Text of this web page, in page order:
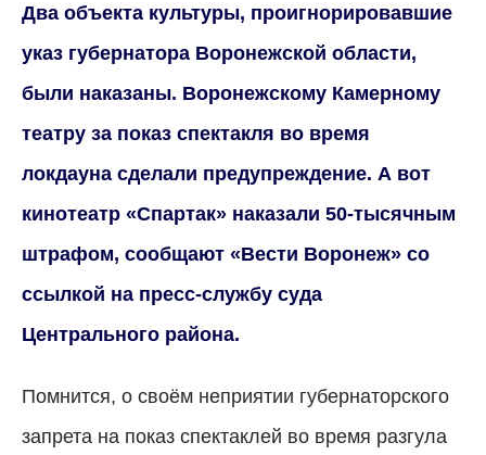
Два объекта культуры, проигнорировавшие
указ губернатора Воронежской области,
были наказаны. Воронежскому Камерному
театру за показ спектакля во время
локдауна сделали предупреждение. А вот
кинотеатр «Спартак» наказали 50-тысячным
штрафом, сообщают «Вести Воронеж» со
ссылкой на пресс-службу суда
Центрального района.
Помнится, о своём неприятии губернаторского
запрета на показ спектаклей во время разгула